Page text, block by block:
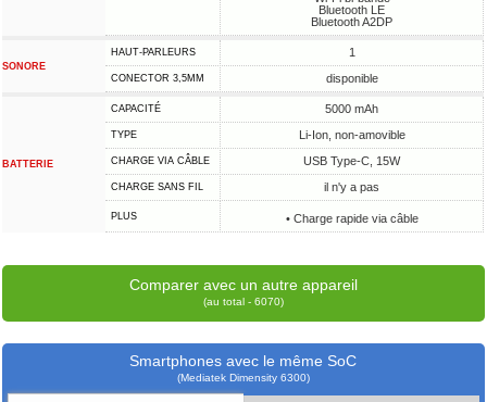
Bluetooth LE
Bluetooth A2DP
SONORE
HAUT-PARLEURS 1
CONECTOR 3,5MM disponible
BATTERIE
CAPACITÉ 5000 mAh
TYPE Li-Ion, non-amovible
CHARGE VIA CÂBLE USB Type-C, 15W
CHARGE SANS FIL il n'y a pas
PLUS • Charge rapide via câble
Comparer avec un autre appareil
(au total - 6070)
Smartphones avec le même SoC
(Mediatek Dimensity 6300)